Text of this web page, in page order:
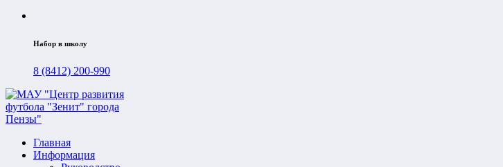
Набор в школу
8 (8412) 200-990
Главная
Информация